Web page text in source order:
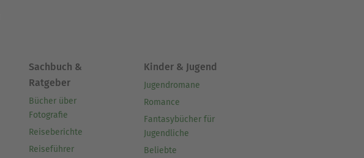
Sachbuch &
Ratgeber
Bücher über
Fotografie
Reiseberichte
Reiseführer
Kinder & Jugend
Jugendromane
Romance
Fantasybücher für
Jugendliche
Beliebte